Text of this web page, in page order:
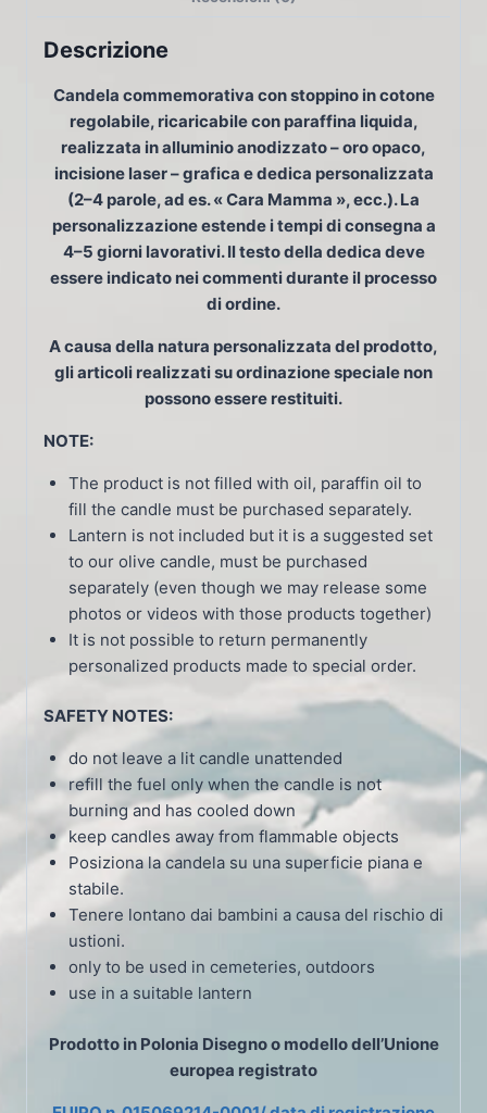
Descrizione
Candela commemorativa con stoppino in cotone
regolabile, ricaricabile con paraffina liquida,
realizzata in alluminio anodizzato – oro opaco,
incisione laser – grafica e dedica personalizzata
(2–4 parole, ad es. « Cara Mamma », ecc.). La
personalizzazione estende i tempi di consegna a
4–5 giorni lavorativi. Il testo della dedica deve
essere indicato nei commenti durante il processo
di ordine.
A causa della natura personalizzata del prodotto,
gli articoli realizzati su ordinazione speciale non
possono essere restituiti.
NOTE:
The product is not filled with oil, paraffin oil to
fill the candle must be purchased separately.
Lantern is not included but it is a suggested set
to our olive candle, must be purchased
separately (even though we may release some
photos or videos with those products together)
It is not possible to return permanently
personalized products made to special order.
SAFETY NOTES:
do not leave a lit candle unattended
refill the fuel only when the candle is not
burning and has cooled down
keep candles away from flammable objects
Posiziona la candela su una superficie piana e
stabile.
Tenere lontano dai bambini a causa del rischio di
ustioni.
only to be used in cemeteries, outdoors
use in a suitable lantern
Prodotto in Polonia Disegno o modello dell’Unione
europea registrato